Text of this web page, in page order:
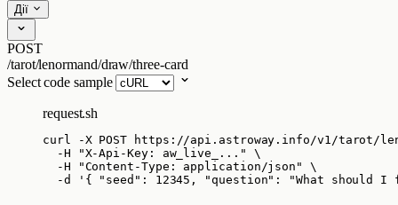
Дії
POST
/tarot/lenormand/draw/three-card
Select code sample
request.sh
curl -X POST
https://api.astroway.info/v1/tarot/
-H
"X-Api-Key: aw_live_... "
\
-H
"Content-Type: application/json "
\
-d
' { "seed": 12345, "question": "What should I